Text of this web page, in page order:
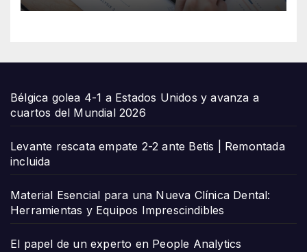
Bélgica golea 4-1 a Estados Unidos y avanza a
cuartos del Mundial 2026
Levante rescata empate 2-2 ante Betis | Remontada
incluida
Material Esencial para una Nueva Clínica Dental:
Herramientas y Equipos Imprescindibles
El papel de un experto en People Analytics